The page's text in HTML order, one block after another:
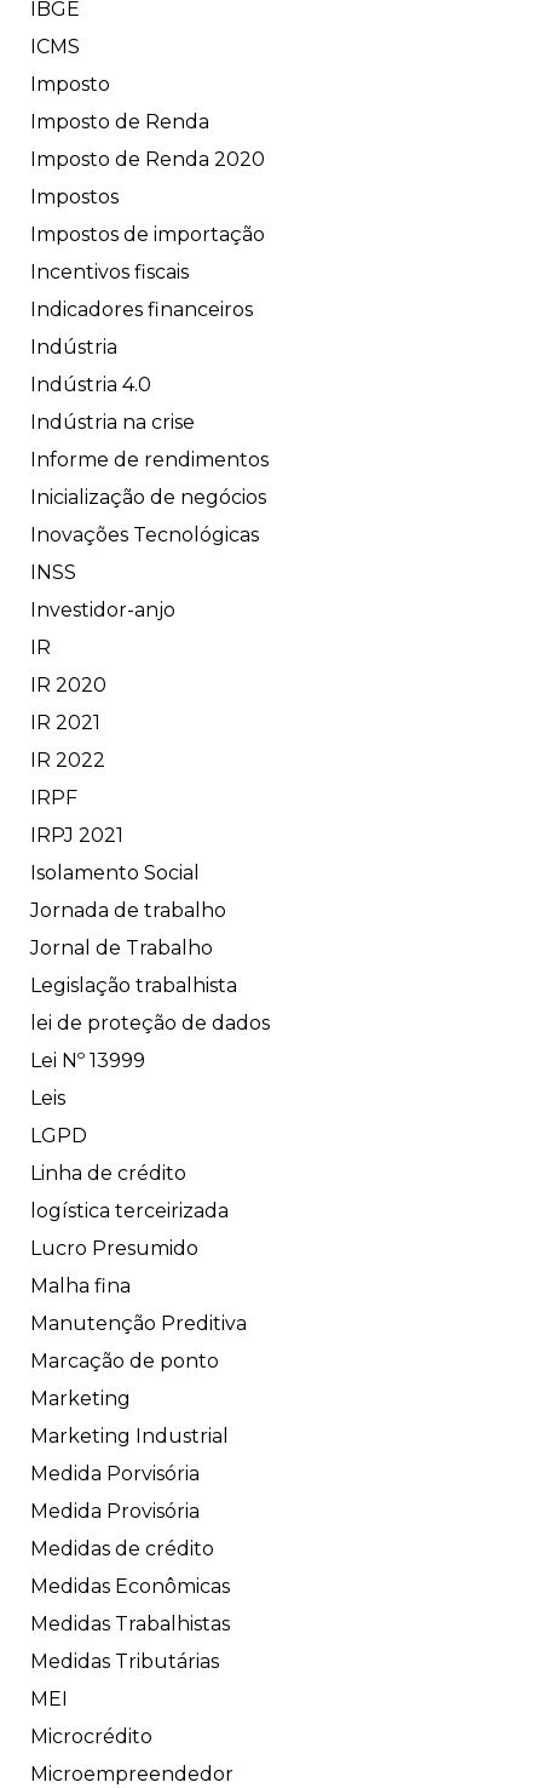
IBGE
ICMS
Imposto
Imposto de Renda
Imposto de Renda 2020
Impostos
Impostos de importação
Incentivos fiscais
Indicadores financeiros
Indústria
Indústria 4.0
Indústria na crise
Informe de rendimentos
Inicialização de negócios
Inovações Tecnológicas
INSS
Investidor-anjo
IR
IR 2020
IR 2021
IR 2022
IRPF
IRPJ 2021
Isolamento Social
Jornada de trabalho
Jornal de Trabalho
Legislação trabalhista
lei de proteção de dados
Lei Nº 13999
Leis
LGPD
Linha de crédito
logística terceirizada
Lucro Presumido
Malha fina
Manutenção Preditiva
Marcação de ponto
Marketing
Marketing Industrial
Medida Porvisória
Medida Provisória
Medidas de crédito
Medidas Econômicas
Medidas Trabalhistas
Medidas Tributárias
MEI
Microcrédito
Microempreendedor